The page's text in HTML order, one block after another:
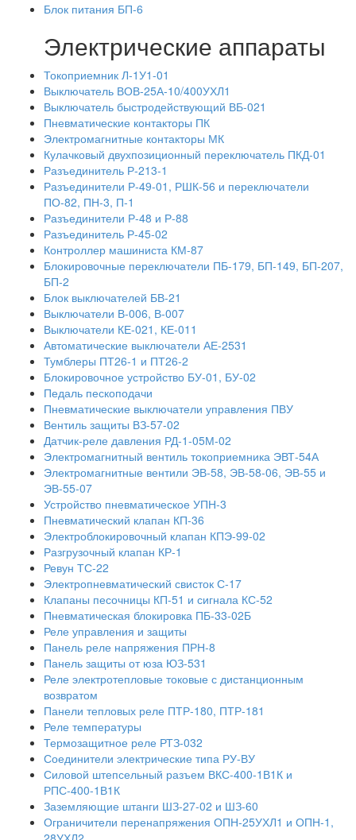
Блок питания БП-6
Электрические аппараты
Токоприемник Л-1У1-01
Выключатель ВОВ-25А-10/400УХЛ1
Выключатель быстродействующий ВБ-021
Пневматические контакторы ПК
Электромагнитные контакторы МК
Кулачковый двухпозиционный переключатель ПКД-01
Разъединитель Р-213-1
Разъединители Р-49-01, РШК-56 и переключатели
ПО-82, ПН-3, П-1
Разъединители Р-48 и Р-88
Разъединитель Р-45-02
Контроллер машиниста КМ-87
Блокировочные переключатели ПБ-179, БП-149, БП-207,
БП-2
Блок выключателей БВ-21
Выключатели В-006, В-007
Выключатели КЕ-021, КЕ-011
Автоматические выключатели АЕ-2531
Тумблеры ПТ26-1 и ПТ26-2
Блокировочное устройство БУ-01, БУ-02
Педаль пескоподачи
Пневматические выключатели управления ПВУ
Вентиль защиты ВЗ-57-02
Датчик-реле давления РД-1-05М-02
Электромагнитный вентиль токоприемника ЭВТ-54А
Электромагнитные вентили ЭВ-58, ЭВ-58-06, ЭВ-55 и
ЭВ-55-07
Устройство пневматическое УПН-3
Пневматический клапан КП-36
Электроблокировочный клапан КПЭ-99-02
Разгрузочный клапан КР-1
Ревун ТС-22
Электропневматический свисток С-17
Клапаны песочницы КП-51 и сигнала КС-52
Пневматическая блокировка ПБ-33-02Б
Реле управления и защиты
Панель реле напряжения ПРН-8
Панель защиты от юза ЮЗ-531
Реле электротепловые токовые с дистанционным
возвратом
Панели тепловых реле ПТР-180, ПТР-181
Реле температуры
Термозащитное реле РТЗ-032
Соединители электрические типа РУ-ВУ
Силовой штепсельный разъем ВКС-400-1В1К и
РПС-400-1В1К
Заземляющие штанги ШЗ-27-02 и ШЗ-60
Ограничители перенапряжения ОПН-25УХЛ1 и ОПН-1,